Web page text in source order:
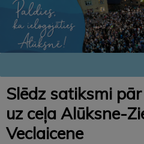
Slēdz satiksmi
uz ceļa Alūksne-
Veclaicene